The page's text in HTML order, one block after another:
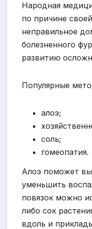
Народная
по причине
неправильное
болезненного
развитию
Популярные
алоэ;
соль;
гомеопатия.
Алоэ поможет
уменьшить
повязок можно
либо сок
вдоль и